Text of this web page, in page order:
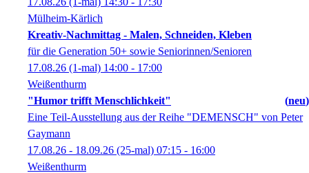
Mülheim-Kärlich
Kreativ-Nachmittag - Malen, Schneiden, Kleben
für die Generation 50+ sowie Seniorinnen/Senioren
17.08.26 (1-mal) 14:00 - 17:00
Weißenthurm
"Humor trifft Menschlichkeit"
neu
Eine Teil-Ausstellung aus der Reihe "DEMENSCH" von Peter
Gaymann
17.08.26 - 18.09.26 (25-mal) 07:15 - 16:00
Weißenthurm